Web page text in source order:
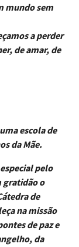
mundo sem
a perder
de amar, de
escola de
da Mãe.
pelo
gratidão o
de
na missão
de paz e
da